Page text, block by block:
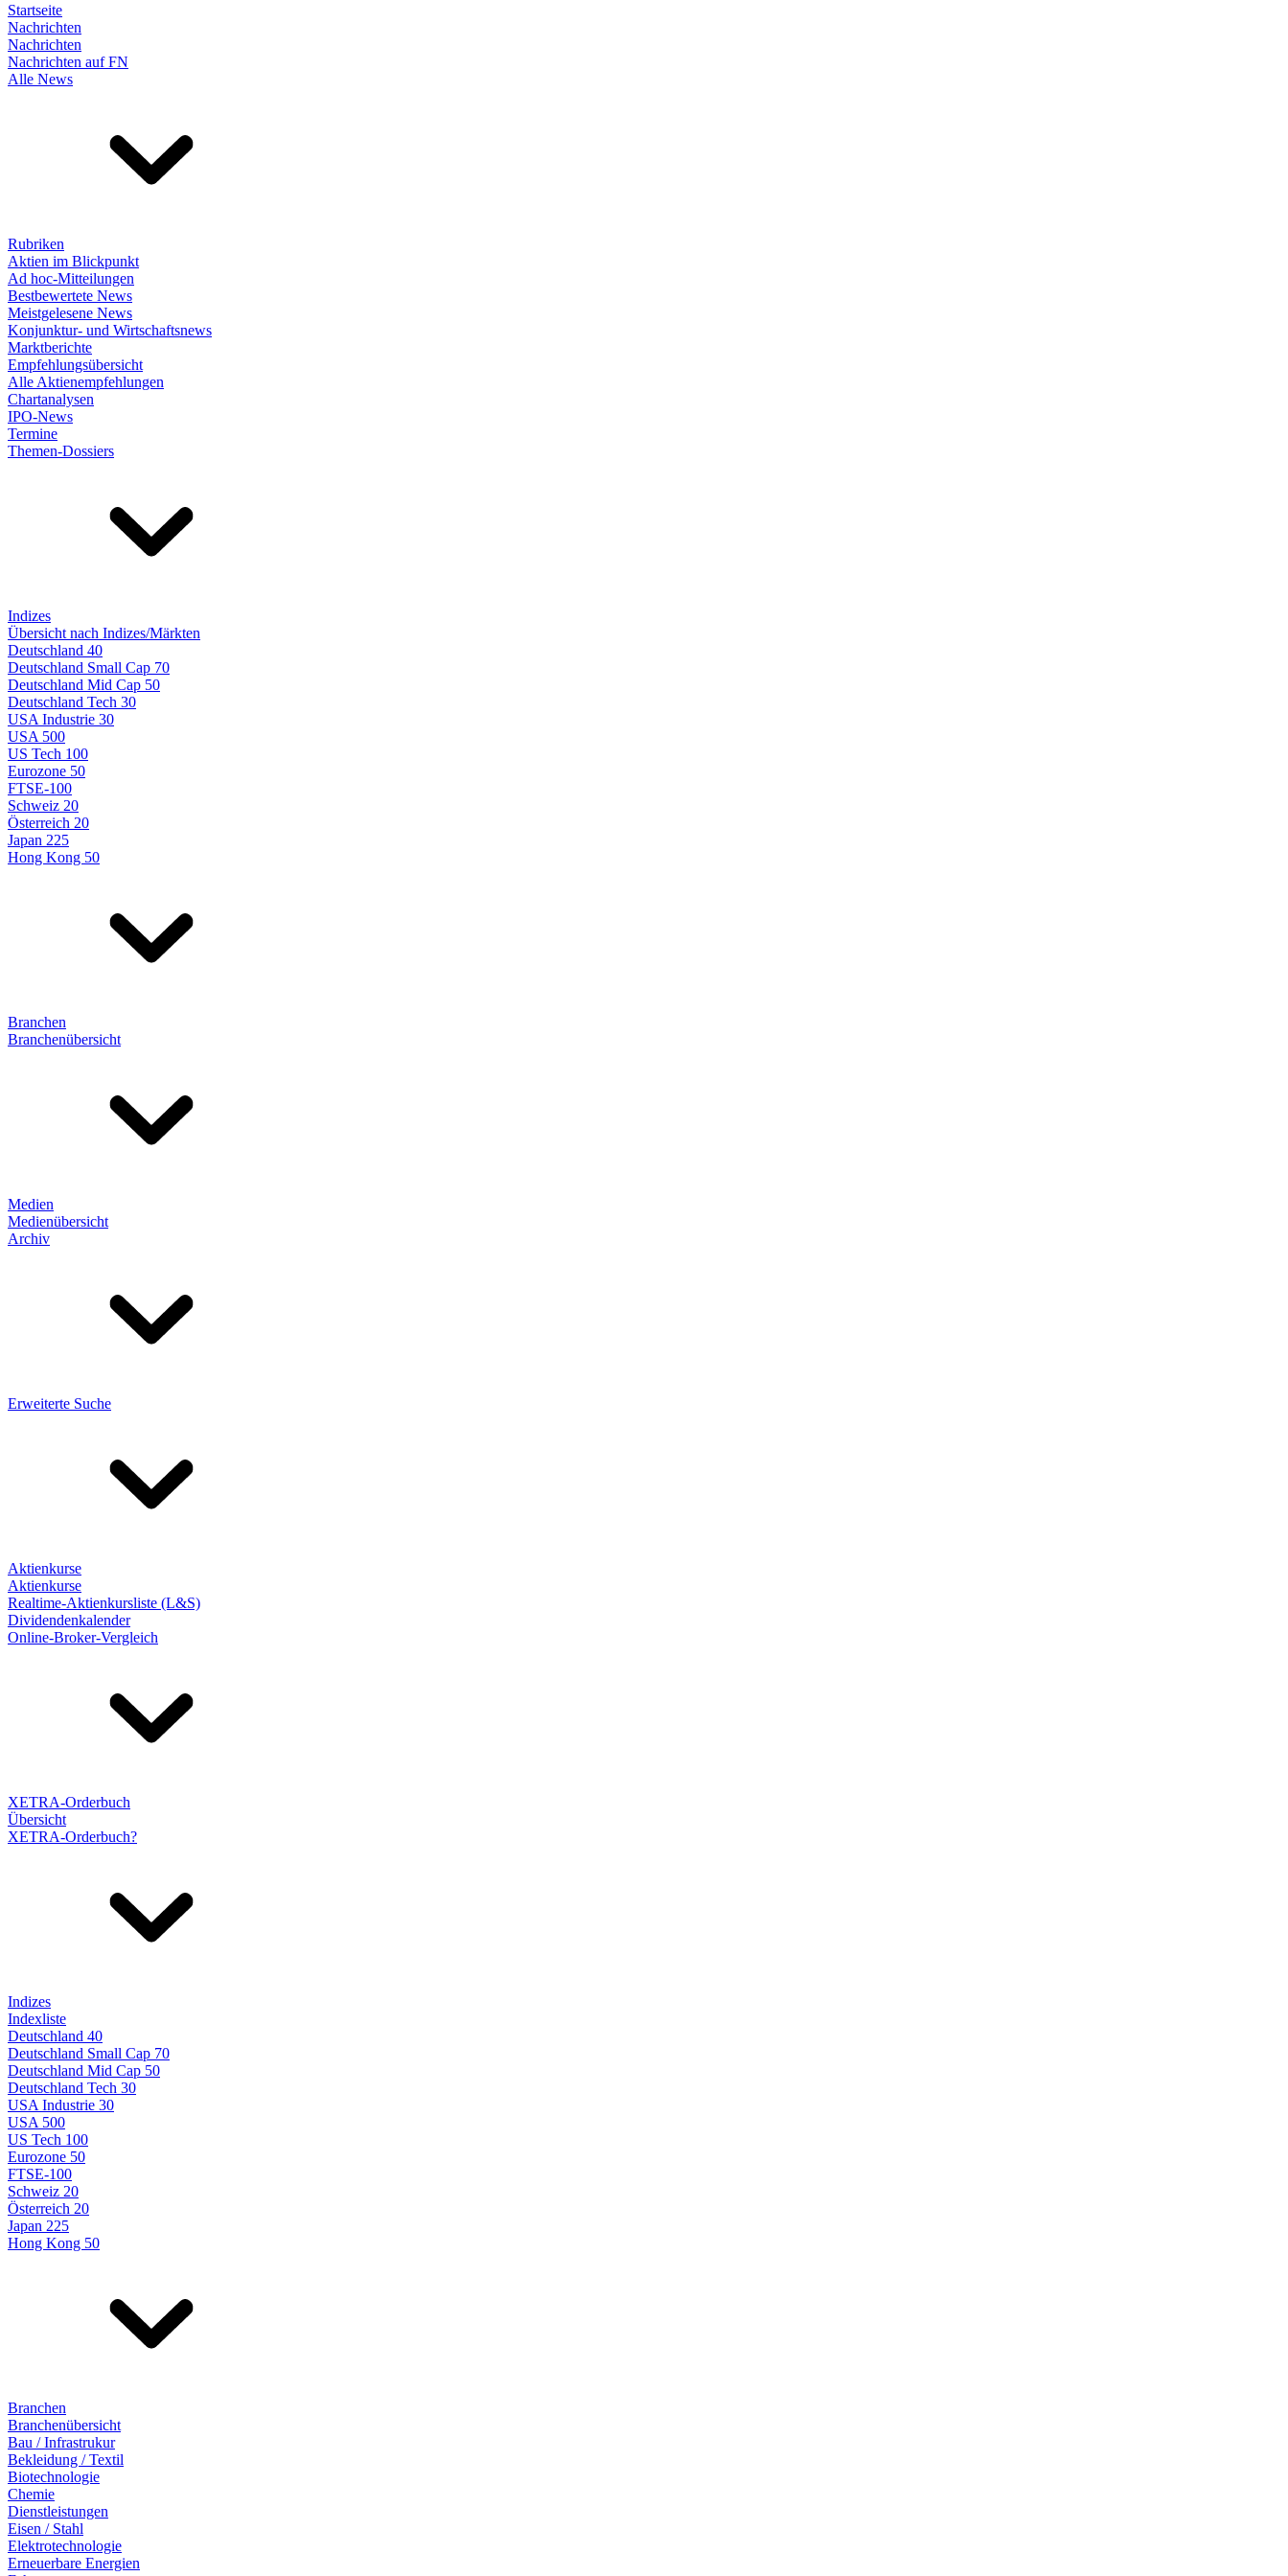
Startseite
Nachrichten
Nachrichten
Nachrichten auf FN
Alle News
Rubriken
Aktien im Blickpunkt
Ad hoc-Mitteilungen
Bestbewertete News
Meistgelesene News
Konjunktur- und Wirtschaftsnews
Marktberichte
Empfehlungsübersicht
Alle Aktienempfehlungen
Chartanalysen
IPO-News
Termine
Themen-Dossiers
Indizes
Übersicht nach Indizes/Märkten
Deutschland 40
Deutschland Small Cap 70
Deutschland Mid Cap 50
Deutschland Tech 30
USA Industrie 30
USA 500
US Tech 100
Eurozone 50
FTSE-100
Schweiz 20
Österreich 20
Japan 225
Hong Kong 50
Branchen
Branchenübersicht
Medien
Medienübersicht
Archiv
Erweiterte Suche
Aktienkurse
Aktienkurse
Realtime-Aktienkursliste (L&S)
Dividendenkalender
Online-Broker-Vergleich
XETRA-Orderbuch
Übersicht
XETRA-Orderbuch?
Indizes
Indexliste
Deutschland 40
Deutschland Small Cap 70
Deutschland Mid Cap 50
Deutschland Tech 30
USA Industrie 30
USA 500
US Tech 100
Eurozone 50
FTSE-100
Schweiz 20
Österreich 20
Japan 225
Hong Kong 50
Branchen
Branchenübersicht
Bau / Infrastrukur
Bekleidung / Textil
Biotechnologie
Chemie
Dienstleistungen
Eisen / Stahl
Elektrotechnologie
Erneuerbare Energien